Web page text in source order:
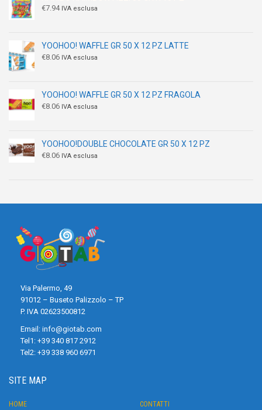
€7.94 IVA esclusa
YOOHOO! WAFFLE GR 50 X 12 PZ LATTE
€8.06 IVA esclusa
YOOHOO! WAFFLE GR 50 X 12 PZ FRAGOLA
€8.06 IVA esclusa
YOOHOO!DOUBLE CHOCOLATE GR 50 X 12 PZ
€8.06 IVA esclusa
Via Palermo, 49
91012 – Buseto Palizzolo – TP
P. IVA 02623500812
Email: info@giotab.com
Tel1: +39 340 817 2912
Tel2: +39 338 960 6971
SITE MAP
HOME CONTATTI